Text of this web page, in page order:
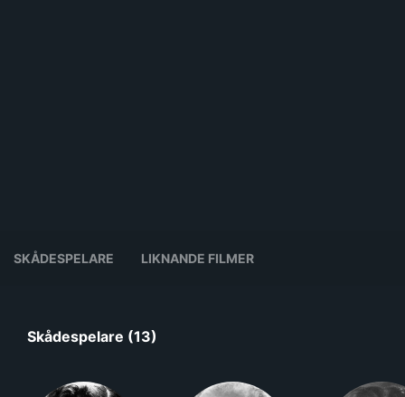
SKÅDESPELARE LIKNANDE FILMER
Skådespelare (13)